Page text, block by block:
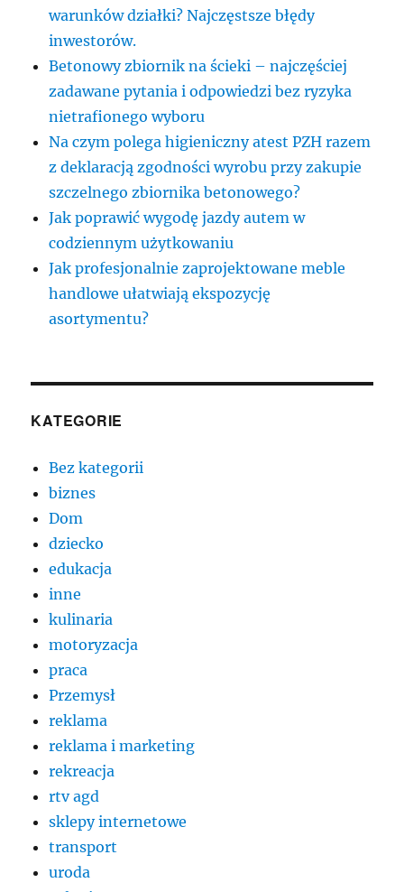
warunków działki? Najczęstsze błędy
inwestorów.
Betonowy zbiornik na ścieki – najczęściej
zadawane pytania i odpowiedzi bez ryzyka
nietrafionego wyboru
Na czym polega higieniczny atest PZH razem
z deklaracją zgodności wyrobu przy zakupie
szczelnego zbiornika betonowego?
Jak poprawić wygodę jazdy autem w
codziennym użytkowaniu
Jak profesjonalnie zaprojektowane meble
handlowe ułatwiają ekspozycję
asortymentu?
KATEGORIE
Bez kategorii
biznes
Dom
dziecko
edukacja
inne
kulinaria
motoryzacja
praca
Przemysł
reklama
reklama i marketing
rekreacja
rtv agd
sklepy internetowe
transport
uroda